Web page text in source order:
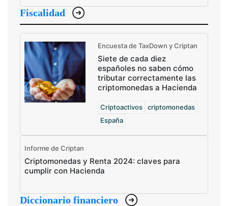
Fiscalidad
Encuesta de TaxDown y Criptan
Siete de cada diez
españoles no saben cómo
tributar correctamente las
criptomonedas a Hacienda
Criptoactivos
criptomonedas
España
Informe de Criptan
Criptomonedas y Renta 2024: claves para
cumplir con Hacienda
Diccionario financiero